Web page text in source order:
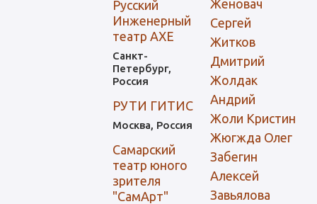
Русский
Инженерный
театр АХЕ
Санкт-
Петербург,
Россия
РУТИ ГИТИС
Москва, Россия
Самарский
театр юного
зрителя
"СамАрт"
Женовач
Сергей
Житков
Дмитрий
Жолдак
Андрий
Жоли Кристин
Жюгжда Олег
Забегин
Алексей
Завьялова